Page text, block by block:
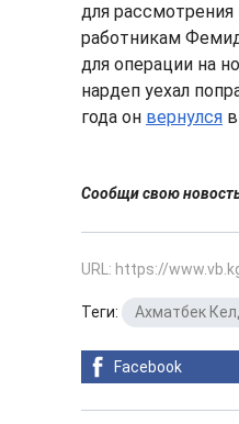
для
работникам
для операции на
нардеп уехал
года он вернулся
Сообщи свою
URL: https://
Теги: Ахматбек
Facebook